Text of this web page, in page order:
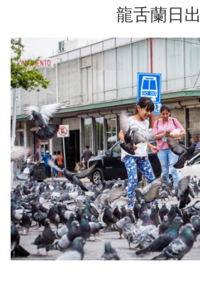
龍舌蘭日出